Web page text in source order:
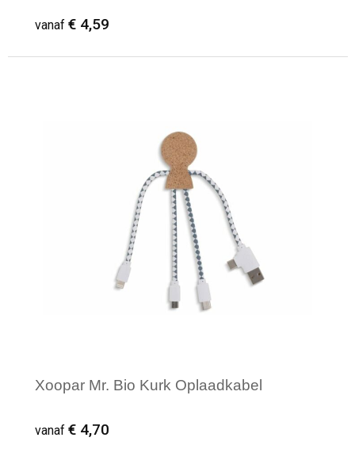
vanaf € 4,59
Xoopar Mr. Bio Kurk Oplaadkabel
vanaf € 4,70